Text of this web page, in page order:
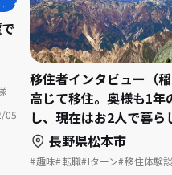
05
移住者インタビュー（
高じて移住。奥様も1年
し、現在はお2人で暮ら
長野県松本市
趣味 転職 Iターン 移住体験談